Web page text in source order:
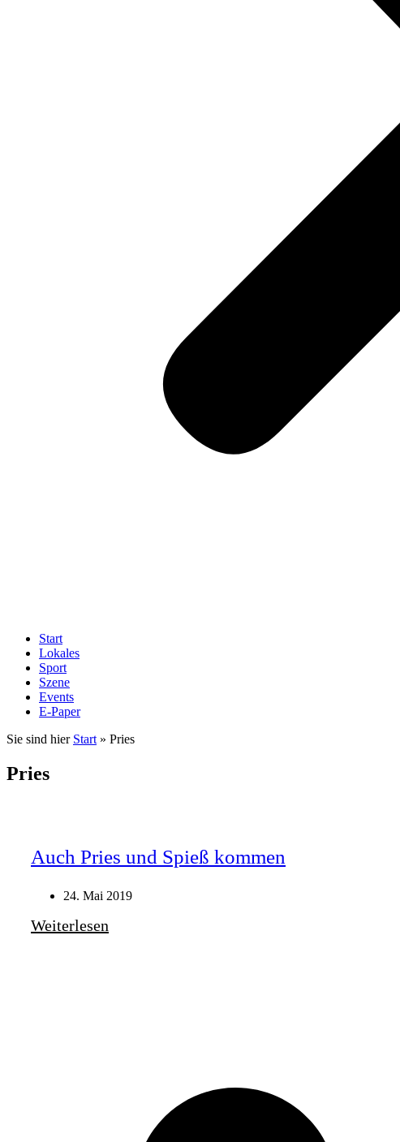
Start
Lokales
Sport
Szene
Events
E-Paper
Sie sind hier Start » Pries
Pries
Auch Pries und Spieß kommen
24. Mai 2019
Weiterlesen